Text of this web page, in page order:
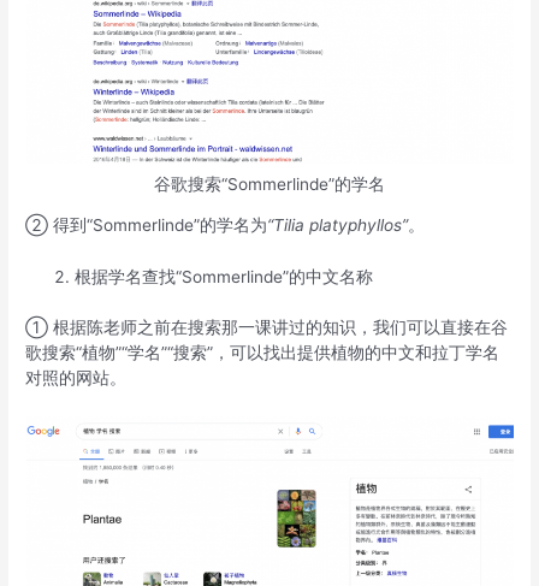
谷歌搜索“Sommerlinde”的学名
② 得到“Sommerlinde”的学名为“Tilia platyphyllos”。
根据学名查找“Sommerlinde”的中文名称
① 根据陈老师之前在搜索那一课讲过的知识，我们可以直接在谷
歌搜索“植物”“学名”“搜索”，可以找出提供植物的中文和拉丁学名
对照的网站。